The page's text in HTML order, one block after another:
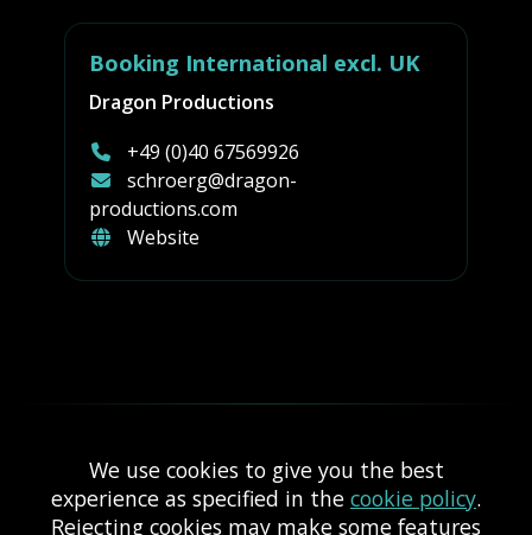
Booking International excl. UK
Dragon Productions
+49 (0)40 67569926
schroerg@dragon-
productions.com
Website
Impressum Datenschutz
We use cookies to give you the best
experience as specified in the cookie policy.
Rejecting cookies may make some features